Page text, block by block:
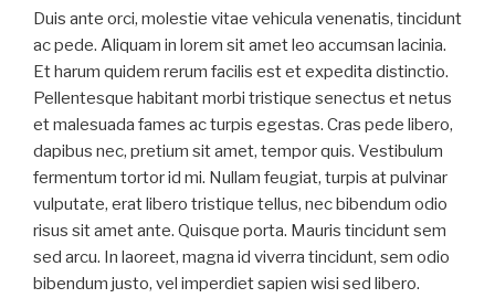
Duis ante orci, molestie vitae vehicula venenatis, tincidunt
ac pede. Aliquam in lorem sit amet leo accumsan lacinia.
Et harum quidem rerum facilis est et expedita distinctio.
Pellentesque habitant morbi tristique senectus et netus
et malesuada fames ac turpis egestas. Cras pede libero,
dapibus nec, pretium sit amet, tempor quis. Vestibulum
fermentum tortor id mi. Nullam feugiat, turpis at pulvinar
vulputate, erat libero tristique tellus, nec bibendum odio
risus sit amet ante. Quisque porta. Mauris tincidunt sem
sed arcu. In laoreet, magna id viverra tincidunt, sem odio
bibendum justo, vel imperdiet sapien wisi sed libero.